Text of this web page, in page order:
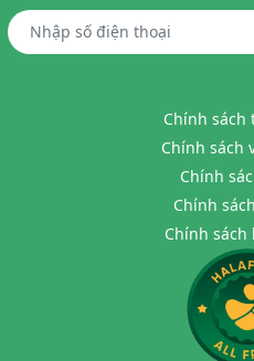
Chính sách
Chính sách
Chính
Chính
Chính sách